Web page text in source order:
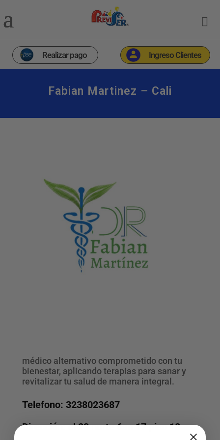
Realizar pago Ingreso Clientes
Fabian Martinez – Cali
médico alternativo comprometido con tu
bienestar, aplicando terapias para sanar y
revitalizar tu salud de manera integral.
Telefono: 3238023687
Dirección: cl 23 norte 6an 17 piso 10